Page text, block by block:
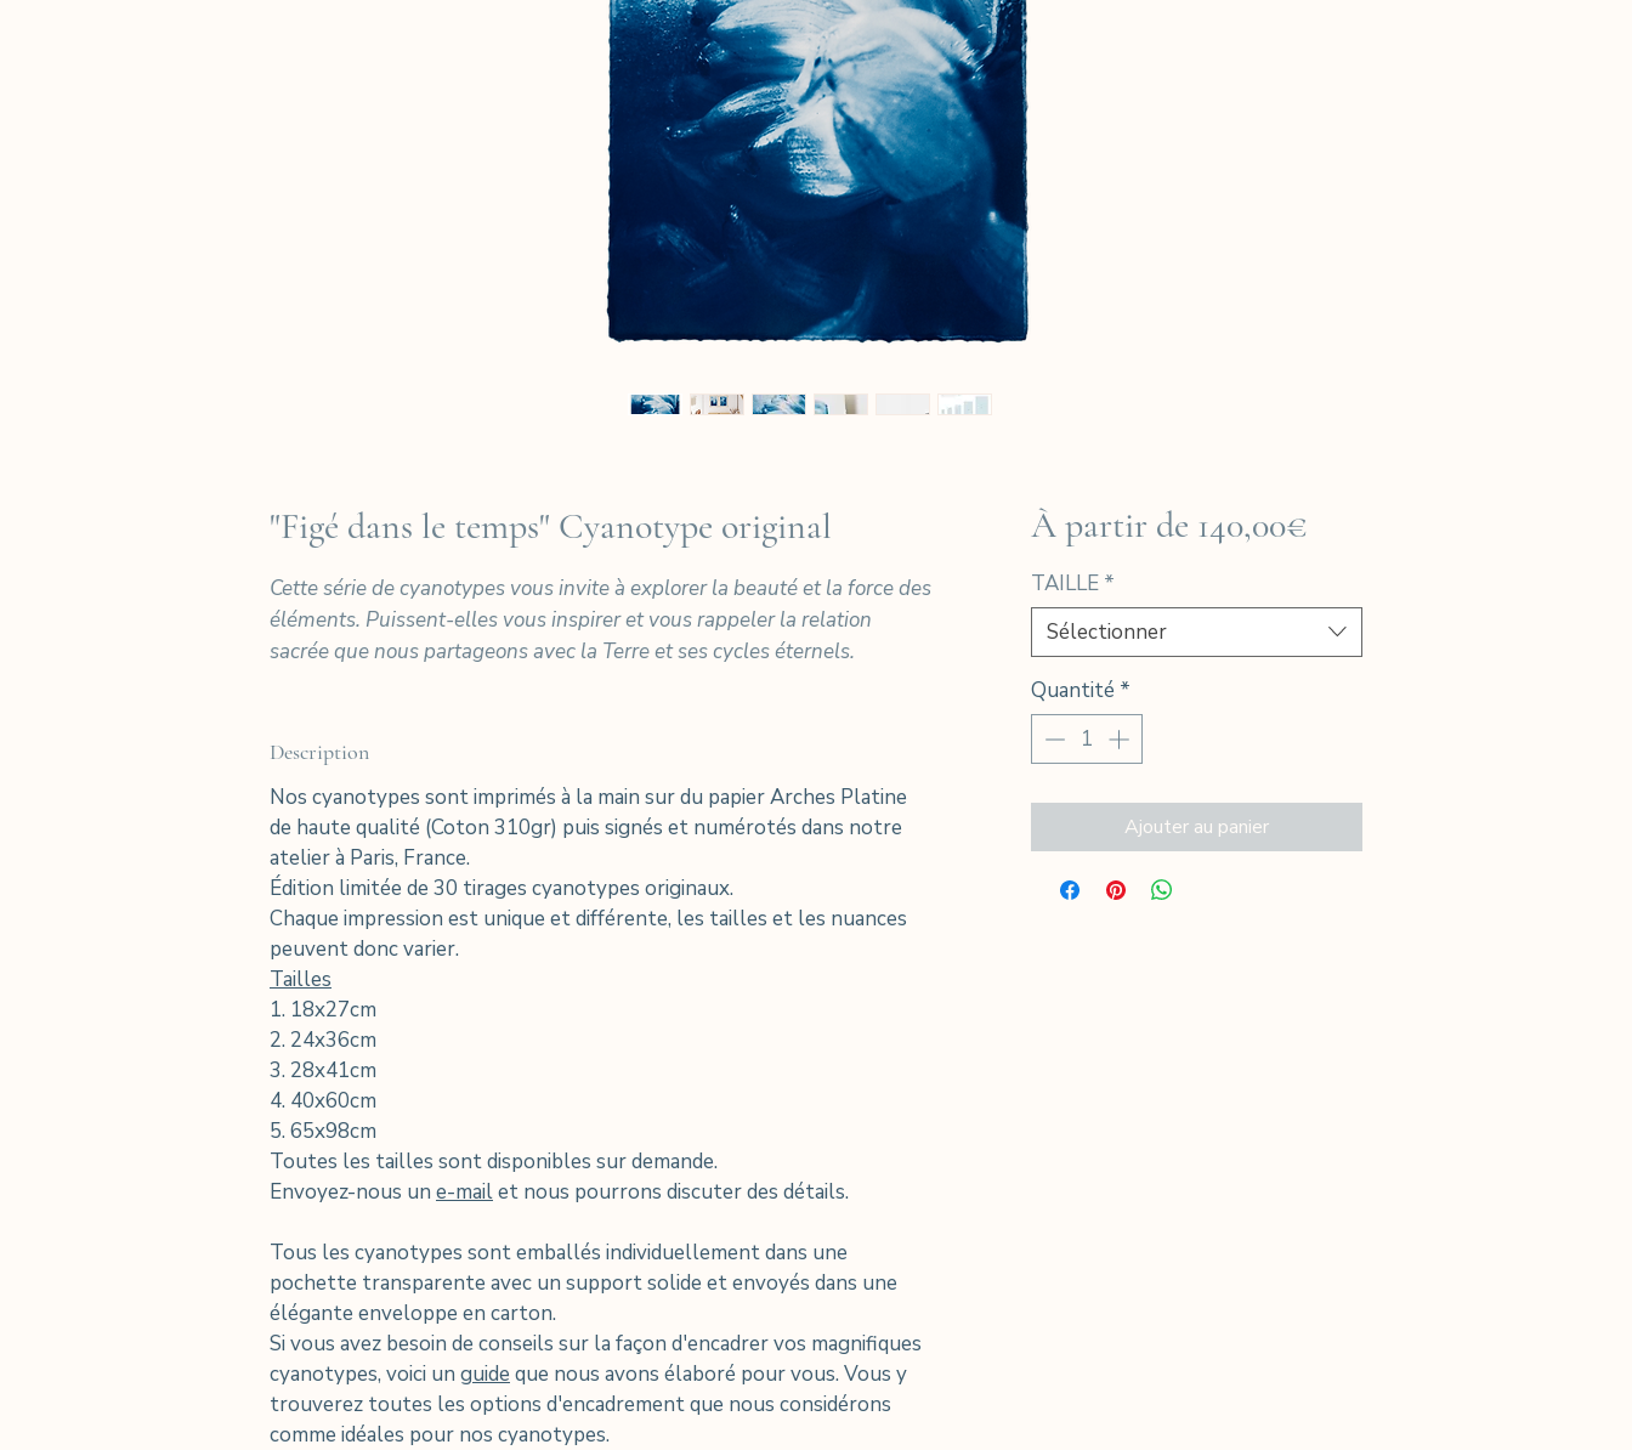
"Figé dans le temps" Cyanotype original
Cette série de cyanotypes vous invite à explorer la beauté et la force des
éléments. Puissent-elles vous inspirer et vous rappeler la relation
sacrée que nous partageons avec la Terre et ses cycles éternels.
Description
Nos cyanotypes sont imprimés à la main sur du papier Arches Platine
de haute qualité (Coton 310gr) puis signés et numérotés dans notre
atelier à Paris, France.
Édition limitée de 30 tirages cyanotypes originaux.
Chaque impression est unique et différente, les tailles et les nuances
peuvent donc varier.
Tailles
1. 18x27cm
2. 24x36cm
3. 28x41cm
4. 40x60cm
5. 65x98cm
Toutes les tailles sont disponibles sur demande.
Envoyez-nous un e-mailet nous pourrons discuter des détails.
Tous les cyanotypes sont emballés individuellement dans une
pochette transparente avec un support solide et envoyés dans une
élégante enveloppe en carton.
Si vous avez besoin de conseils sur la façon d'encadrer vos magnifiques
cyanotypes, voici un guide que nous avons élaboré pour vous. Vous y
trouverez toutes les options d'encadrement que nous considérons
comme idéales pour nos cyanotypes.
À partir de 140,00€Prix
TAILLE *
Sélectionner
Quantité *
Ajouter au panier